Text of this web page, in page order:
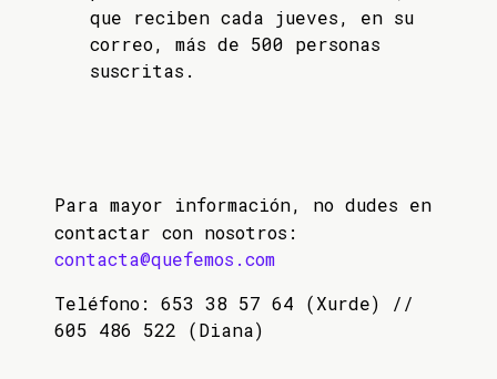
que reciben cada jueves, en su
correo, más de 500 personas
suscritas.
Para mayor información, no dudes en
contactar con nosotros:
contacta@quefemos.com
Teléfono: 653 38 57 64 (Xurde) //
605 486 522 (Diana)